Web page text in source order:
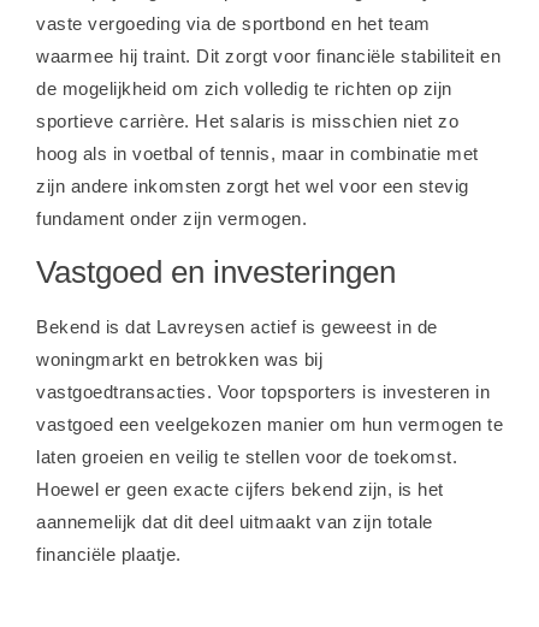
vaste vergoeding via de sportbond en het team
waarmee hij traint. Dit zorgt voor financiële stabiliteit en
de mogelijkheid om zich volledig te richten op zijn
sportieve carrière. Het salaris is misschien niet zo
hoog als in voetbal of tennis, maar in combinatie met
zijn andere inkomsten zorgt het wel voor een stevig
fundament onder zijn vermogen.
Vastgoed en investeringen
Bekend is dat Lavreysen actief is geweest in de
woningmarkt en betrokken was bij
vastgoedtransacties. Voor topsporters is investeren in
vastgoed een veelgekozen manier om hun vermogen te
laten groeien en veilig te stellen voor de toekomst.
Hoewel er geen exacte cijfers bekend zijn, is het
aannemelijk dat dit deel uitmaakt van zijn totale
financiële plaatje.